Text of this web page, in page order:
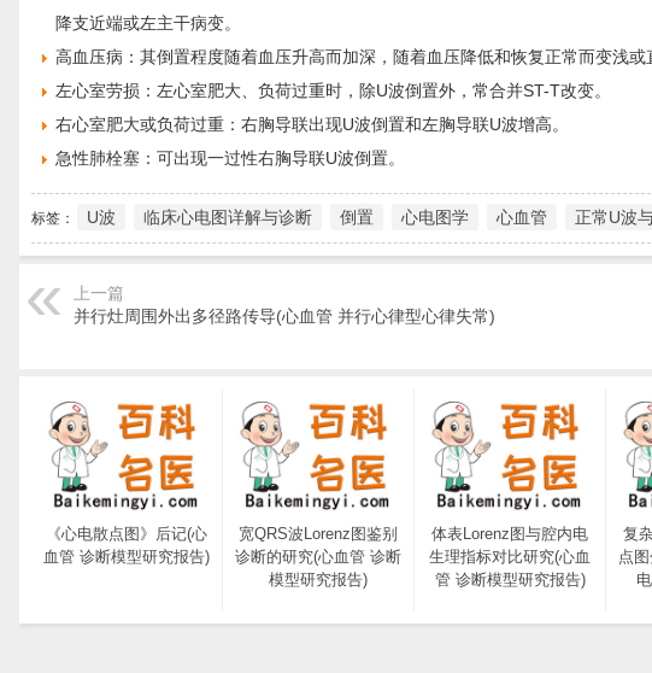
降支近端或左主干病变。
高血压病：其倒置程度随着血压升高而加深，随着血压降低和恢复正常而变浅或
左心室劳损：左心室肥大、负荷过重时，除U波倒置外，常合并ST-T改变。
右心室肥大或负荷过重：右胸导联出现U波倒置和左胸导联U波增高。
急性肺栓塞：可出现一过性右胸导联U波倒置。
标签： U波 临床心电图详解与诊断 倒置 心电图学 心血管 正常U波
上一篇
并行灶周围外出多径路传导(心血管 并行心律型心律失常)
《心电散点图》后记(心
血管 诊断模型研究报告)
宽QRS波Lorenz图鉴别
诊断的研究(心血管 诊断
模型研究报告)
体表Lorenz图与腔内电
生理指标对比研究(心血
管 诊断模型研究报告)
复
点